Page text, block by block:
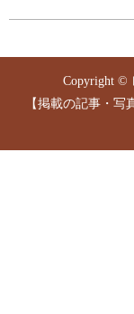
Copyright ©
【掲載の記事・